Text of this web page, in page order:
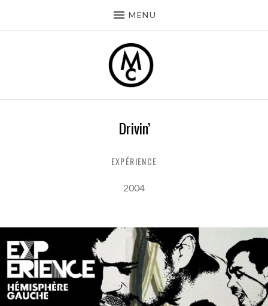
MENU
Drivin’
EXPÉRIENCE
Released:
2004